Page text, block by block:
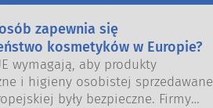
zapewnia się
kosmetyków w Europie?
wymagają, aby produkty
i higieny osobistej sprzedawane
były bezpieczne. Firmy